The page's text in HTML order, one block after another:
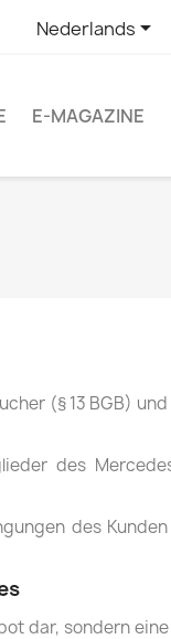
Nederlands
E-MAGAZINE
(§ 13 BGB)
des
des
dar, sondern